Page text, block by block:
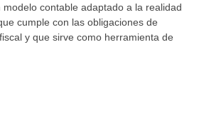
contable adaptado a la realidad
cumple con las obligaciones de
y que sirve como herramienta de